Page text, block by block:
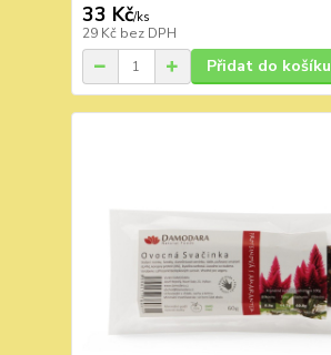
33 Kč/ks
29 Kč bez DPH
Přidat do košíku